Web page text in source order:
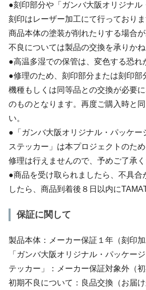
●刻印部分や「ガンバ大阪オリジナル
刻印はレーザー加工にて行っており
商品本体の塗装が削れたりする場合
不良については製品の交換を承りか
●高温多湿での保管は、変色する恐れ
●修理のため、刻印部分または刻印
機種もしくは同等品との交換が必要
のものとなります。再度ご購入時と
い。
●「ガンバ大阪オリジナル・パッケ
ステッカー」は本プロジェクトのた
修理は行えませんので、予めご了承く
●商品を受け取られましたら、不具
したら、商品到着後８日以内に
保証に関して
製品本体：メーカー保証１年（刻印
「ガンバ大阪オリジナル・パッケー
テッカー」：メーカー保証対象外（
初期不良について：良品交換（お届け